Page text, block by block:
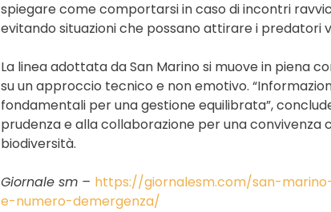
spiegare come comportarsi in caso di incontri
evitando situazioni che possano attirare i predatori
La linea adottata da San Marino si muove in piena
su un approccio tecnico e non emotivo.
fondamentali per una gestione equilibrata”,
prudenza e alla collaborazione per una convivenza
biodiversità.
Giornale sm – https://giornalesm.com/san-
e-numero-demergenza/